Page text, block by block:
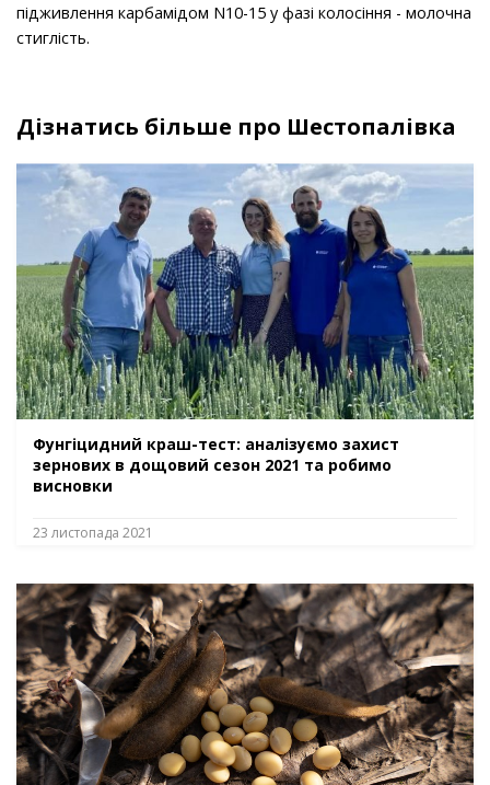
підживлення карбамідом N10-15 у фазі колосіння - молочна
стиглість.
Дізнатись більше про Шестопалівка
Фунгіцидний краш-тест: аналізуємо захист
зернових в дощовий сезон 2021 та робимо
висновки
23 листопада 2021